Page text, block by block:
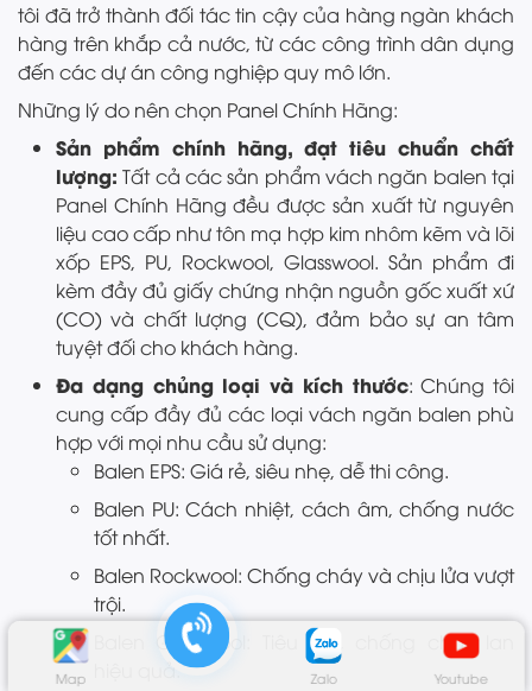
Map Zalo Youtube
tôi đã trở thành đối tác tin cậy của hàng ngàn khách
hàng trên khắp cả nước, từ các công trình dân dụng
đến các dự án công nghiệp quy mô lớn.
Những lý do nên chọn Panel Chính Hãng:
Sản phẩm chính hãng, đạt tiêu chuẩn chất
lượng: Tất cả các sản phẩm vách ngăn balen tại
Panel Chính Hãng đều được sản xuất từ nguyên
liệu cao cấp như tôn mạ hợp kim nhôm kẽm và lõi
xốp EPS, PU, Rockwool, Glasswool. Sản phẩm đi
kèm đầy đủ giấy chứng nhận nguồn gốc xuất xứ
(CO) và chất lượng (CQ), đảm bảo sự an tâm
tuyệt đối cho khách hàng.
Đa dạng chủng loại và kích thước: Chúng tôi
cung cấp đầy đủ các loại vách ngăn balen phù
hợp với mọi nhu cầu sử dụng:
Balen EPS: Giá rẻ, siêu nhẹ, dễ thi công.
Balen PU: Cách nhiệt, cách âm, chống nước
tốt nhất.
Balen Rockwool: Chống cháy và chịu lửa vượt
trội.
Balen Glasswool: Tiêu âm, chống cháy lan
hiệu quả.